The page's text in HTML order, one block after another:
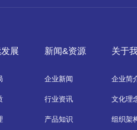
展 新闻&资源
企业新闻
行业资讯
产品知识
关于
企业简
文化理
组织架